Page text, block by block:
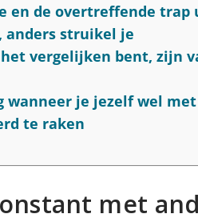
en de overtreffende
anders struikel je
vergelijken bent, zijn
wanneer je jezelf wel
te raken
met